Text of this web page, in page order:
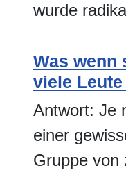
wurde
Was wenn
viele
Antwort: Je
einer
Gruppe von